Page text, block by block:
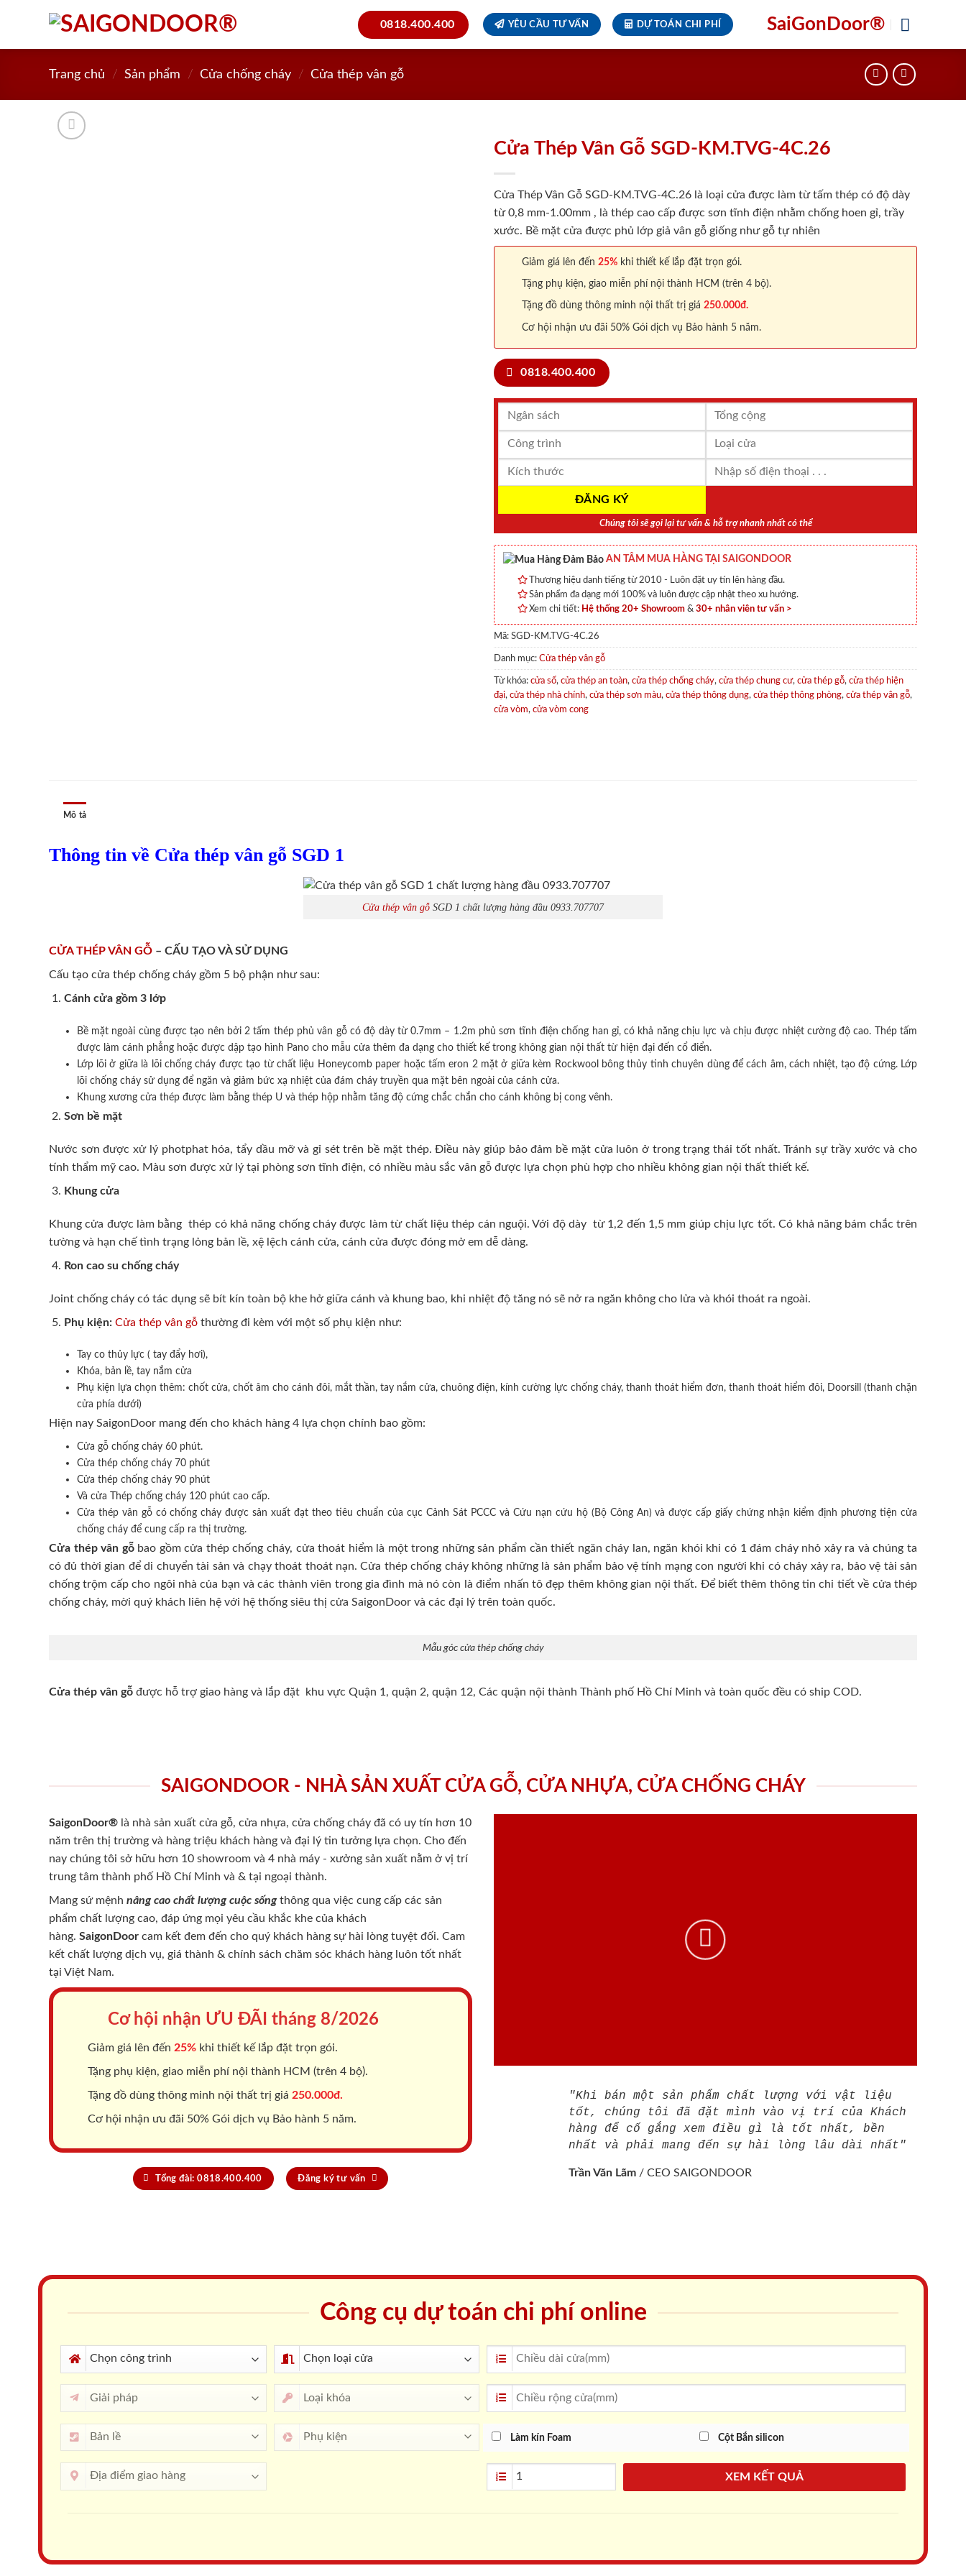
0818.400.400 YÊU CẦU TƯ VẤN DỰ TOÁN CHI PHÍ SaiGonDoor®
Trang chủ / Sản phẩm / Cửa chống cháy / Cửa thép vân gỗ
Cửa Thép Vân Gỗ SGD-KM.TVG-4C.26
Cửa Thép Vân Gỗ SGD-KM.TVG-4C.26 là loại cửa được làm từ tấm thép có độ dày
từ 0,8 mm-1.00mm , là thép cao cấp được sơn tĩnh điện nhằm chống hoen gỉ, trầy
xước. Bề mặt cửa được phủ lớp giả vân gỗ giống như gỗ tự nhiên
Giảm giá lên đến 25% khi thiết kế lắp đặt trọn gói.
Tặng phụ kiện, giao miễn phí nội thành HCM (trên 4 bộ).
Tặng đồ dùng thông minh nội thất trị giá 250.000đ.
Cơ hội nhận ưu đãi 50% Gói dịch vụ Bảo hành 5 năm.
0818.400.400
Chúng tôi sẽ gọi lại tư vấn & hỗ trợ nhanh nhất có thể
AN TÂM MUA HÀNG TẠI SAIGONDOOR
Thương hiệu danh tiếng từ 2010 - Luôn đặt uy tín lên hàng đầu.
Sản phẩm đa dạng mới 100% và luôn được cập nhật theo xu hướng.
Xem chi tiết: Hệ thống 20+ Showroom & 30+ nhân viên tư vấn >
Mã: SGD-KM.TVG-4C.26
Danh mục: Cửa thép vân gỗ
Từ khóa: cửa sổ, cửa thép an toàn, cửa thép chống cháy, cửa thép chung cư, cửa thép gỗ, cửa thép hiện
đại, cửa thép nhà chính, cửa thép sơn màu, cửa thép thông dụng, cửa thép thông phòng, cửa thép vân gỗ,
cửa vòm, cửa vòm cong
Mô tả
Thông tin về Cửa thép vân gỗ SGD 1
Cửa thép vân gỗ SGD 1 chất lượng hàng đầu 0933.707707
CỬA THÉP VÂN GỖ – CẤU TẠO VÀ SỬ DỤNG
Cấu tạo cửa thép chống cháy gồm 5 bộ phận như sau:
Cánh cửa gồm 3 lớp
Bề mặt ngoài cùng được tạo nên bởi 2 tấm thép phủ vân gỗ có độ dày từ 0.7mm – 1.2m phủ sơn tĩnh điện chống han gỉ, có khả năng chịu lực và chịu được nhiệt cường độ cao. Thép tấm
được làm cánh phẳng hoặc được dập tạo hình Pano cho mẫu cửa thêm đa dạng cho thiết kế trong không gian nội thất từ hiện đại đến cổ điển.
Lớp lõi ở giữa là lõi chống cháy được tạo từ chất liệu Honeycomb paper hoặc tấm eron 2 mặt ở giữa kèm Rockwool bông thủy tinh chuyên dùng để cách âm, cách nhiệt, tạo độ cứng. Lớp
lõi chống cháy sử dụng để ngăn và giảm bức xạ nhiệt của đám cháy truyền qua mặt bên ngoài của cánh cửa.
Khung xương cửa thép được làm bằng thép U và thép hộp nhằm tăng độ cứng chắc chắn cho cánh không bị cong vênh.
Sơn bề mặt
Nước sơn được xử lý photphat hóa, tẩy dầu mỡ và gỉ sét trên bề mặt thép. Điều này giúp bảo đảm bề mặt cửa luôn ở trong trạng thái tốt nhất. Tránh sự trầy xước và cho
tính thẩm mỹ cao. Màu sơn được xử lý tại phòng sơn tĩnh điện, có nhiều màu sắc vân gỗ được lựa chọn phù hợp cho nhiều không gian nội thất thiết kế.
Khung cửa
Khung cửa được làm bằng thép có khả năng chống cháy được làm từ chất liệu thép cán nguội. Với độ dày từ 1,2 đến 1,5 mm giúp chịu lực tốt. Có khả năng bám chắc trên
tường và hạn chế tình trạng lỏng bản lề, xệ lệch cánh cửa, cánh cửa được đóng mở em dễ dàng.
Ron cao su chống cháy
Joint chống cháy có tác dụng sẽ bít kín toàn bộ khe hở giữa cánh và khung bao, khi nhiệt độ tăng nó sẽ nở ra ngăn không cho lửa và khói thoát ra ngoài.
Phụ kiện: Cửa thép vân gỗthường đi kèm với một số phụ kiện như:
Tay co thủy lực ( tay đẩy hơi),
Khóa, bản lề, tay nắm cửa
Phụ kiện lựa chọn thêm: chốt cửa, chốt âm cho cánh đôi, mắt thần, tay nắm cửa, chuông điện, kính cường lực chống cháy, thanh thoát hiểm đơn, thanh thoát hiểm đôi, Doorsill (thanh chặn
cửa phía dưới)
Hiện nay SaigonDoor mang đến cho khách hàng 4 lựa chọn chính bao gồm:
Cửa gỗ chống cháy 60 phút.
Cửa thép chống cháy 70 phút
Cửa thép chống cháy 90 phút
Và cửa Thép chống cháy 120 phút cao cấp.
Cửa thép vân gỗ có chống cháy được sản xuất đạt theo tiêu chuẩn của cục Cảnh Sát PCCC và Cứu nạn cứu hộ (Bộ Công An) và được cấp giấy chứng nhận kiểm định phương tiện cửa
chống cháy để cung cấp ra thị trường.
Cửa thép vân gỗbao gồm cửa thép chống cháy, cửa thoát hiểm là một trong những sản phẩm cần thiết ngăn cháy lan, ngăn khói khi có 1 đám cháy nhỏ xảy ra và chúng ta
có đủ thời gian để di chuyển tài sản và chạy thoát thoát nạn. Cửa thép chống cháy không những là sản phẩm bảo vệ tính mạng con người khi có cháy xảy ra, bảo vệ tài sản
chống trộm cấp cho ngôi nhà của bạn và các thành viên trong gia đình mà nó còn là điểm nhấn tô đẹp thêm không gian nội thất. Để biết thêm thông tin chi tiết về cửa thép
chống cháy, mời quý khách liên hệ với hệ thống siêu thị cửa SaigonDoor và các đại lý trên toàn quốc.
Mẫu góc cửa thép chống cháy
Cửa thép vân gỗ được hỗ trợ giao hàng và lắp đặt khu vực Quận 1, quận 2, quận 12, Các quận nội thành Thành phố Hồ Chí Minh và toàn quốc đều có ship COD.
SAIGONDOOR - NHÀ SẢN XUẤT CỬA GỖ, CỬA NHỰA, CỬA CHỐNG CHÁY
SaigonDoor® là nhà sản xuất cửa gỗ, cửa nhựa, cửa chống cháy đã có uy tín hơn 10
năm trên thị trường và hàng triệu khách hàng và đại lý tin tưởng lựa chọn. Cho đến
nay chúng tôi sở hữu hơn 10 showroom và 4 nhà máy - xưởng sản xuất nằm ở vị trí
trung tâm thành phố Hồ Chí Minh và & tại ngoại thành.
Mang sứ mệnh nâng cao chất lượng cuộc sốngthông qua việc cung cấp các sản
phẩm chất lượng cao, đáp ứng mọi yêu cầu khắc khe của khách
hàng. SaigonDoor cam kết đem đến cho quý khách hàng sự hài lòng tuyệt đối. Cam
kết chất lượng dịch vụ, giá thành & chính sách chăm sóc khách hàng luôn tốt nhất
tại Việt Nam.
Cơ hội nhận ƯU ĐÃI tháng 8/2026
Giảm giá lên đến 25% khi thiết kế lắp đặt trọn gói.
Tặng phụ kiện, giao miễn phí nội thành HCM (trên 4 bộ).
Tặng đồ dùng thông minh nội thất trị giá 250.000đ.
Cơ hội nhận ưu đãi 50% Gói dịch vụ Bảo hành 5 năm.
Tổng đài: 0818.400.400 Đăng ký tư vấn
"Khi bán một sản phẩm chất lượng với vật liệu
tốt, chúng tôi đã đặt mình vào vị trí của Khách
hàng để cố gắng xem điều gì là tốt nhất, bền
nhất và phải mang đến sự hài lòng lâu dài nhất"
Trần Văn Lãm / CEO SAIGONDOOR
Công cụ dự toán chi phí online
Làm kín Foam Cột Bắn silicon
XEM KẾT QUẢ